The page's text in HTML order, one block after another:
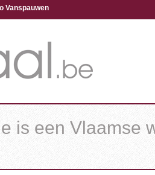
Vanspauwen
is een Vlaamse